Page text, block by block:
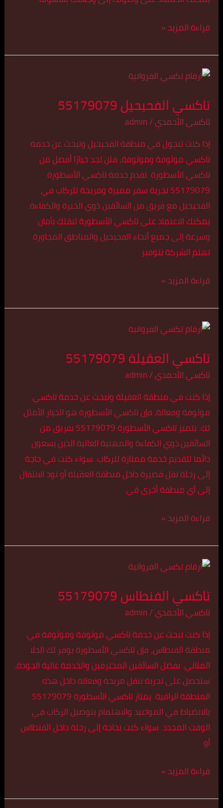
قراءة المزيد »
تاكسي الفحيحيل 55179079
تاكسي الأحمدي/
admin
إذا كنت تتجول في منطقة الفحيحيل وتبحث عن خدمة
تاكسي موثوقة وموثوقة، فلن تجد خيارًا أفضل من
تاكسي الأسطورة. تقدم خدمة تاكسي الأسطورة
55179079 تجربة سفر مميزة ومريحة للركاب في
الفحيحيل مع فريق من السائقين ذوي الخبرة والكفاءة.
يمكنك الاعتماد على تاكسي الأسطورة لنقلك بأمان
وسرعة إلى جميع أنحاء الفحيحيل والمناطق المجاورة.
تهتم الشركة بتوفير
تاكسي
55179079
قراءة المزيد »
تاكسي العقيلة 55179079
تاكسي الأحمدي/
admin
إذا كنت في منطقة العقيلة وتبحث عن خدمة تاكسي
موثوقة وفعالة، فإن تاكسي الأسطورة هو الخيار الأمثل
لك. يتميز تاكسي الأسطورة 55179079 بفريق من
السائقين ذوي الكفاءة والمهنية العالية الذين يسعون
دائما لتقديم خدمة ممتازة للركاب. سواء كنت في حاجة
إلى رحلة نقل قصيرة داخل منطقة العقيلة أو تود الانتقال
إلى أي منطقة أخرى في
تاكسي
55179079
قراءة المزيد »
تاكسي الفنطاس 55179079
تاكسي الأحمدي/
admin
إذا كنت تبحث عن خدمة تاكسي موثوقة وموثوقة في
منطقة الفنطاس، فإن تاكسي الأسطورة يوفر لك الحلا
المثالي. بفضل السائقين المحترفين والخدمة عالية الجودة،
ستحصل على تجربة تنقل مريحة وفعالة داخل هذه
المنطقة الراقية. يمتاز تاكسي الأسطورة 55179079
بالانضباط في المواعيد والاهتمام بتوصيل الركاب في
الوقت المحدد. سواء كنت بحاجة إلى رحلة داخل الفنطاس
أو
تاكسي
55179079
قراءة المزيد »